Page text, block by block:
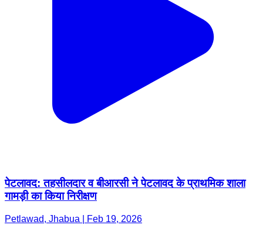
पेटलावद: तहसीलदार व बीआरसी ने पेटलावद के प्राथमिक शाला
गामड़ी का किया निरीक्षण
Petlawad, Jhabua | Feb 19, 2026